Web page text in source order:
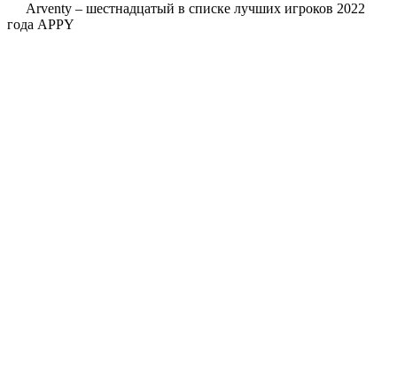
Arventy – шестнадцатый в списке лучших игроков 2022
года APPY